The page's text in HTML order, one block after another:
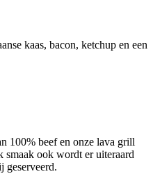
kaas, bacon, ketchup en een
100% beef en onze lava grill
ook wordt er uiteraard
geserveerd.